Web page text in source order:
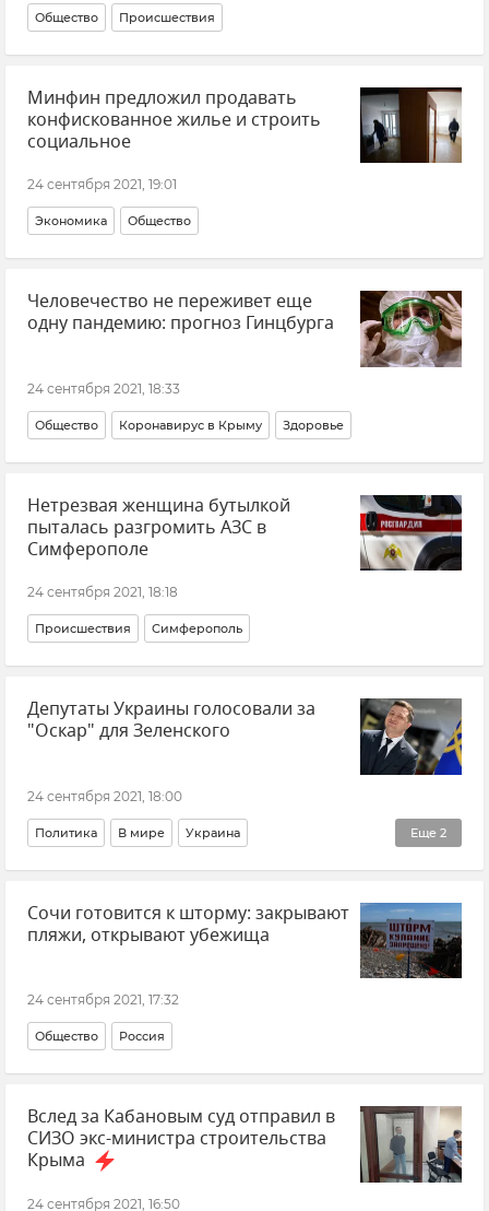
Общество Происшествия
Минфин предложил продавать
конфискованное жилье и строить
социальное
24 сентября 2021, 19:01
Экономика Общество
Человечество не переживет еще
одну пандемию: прогноз Гинцбурга
24 сентября 2021, 18:33
Общество Коронавирус в Крыму Здоровье
Нетрезвая женщина бутылкой
пыталась разгромить АЗС в
Симферополе
24 сентября 2021, 18:18
Происшествия Симферополь
Депутаты Украины голосовали за
"Оскар" для Зеленского
24 сентября 2021, 18:00
Еще 2
Политика В мире Украина
Общественно-политическая ситуация на Украине
Владимир Зеленский
Сочи готовится к шторму: закрывают
пляжи, открывают убежища
24 сентября 2021, 17:32
Общество Россия
Вслед за Кабановым суд отправил в
СИЗО экс-министра строительства
Крыма
24 сентября 2021, 16:50